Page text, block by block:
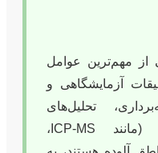
از مهم‌ترین عوامل
آزمایشگاهی و
تحلیل‌های
گران‌قیمت در آزمایشگاه (مانند ICP-MS،